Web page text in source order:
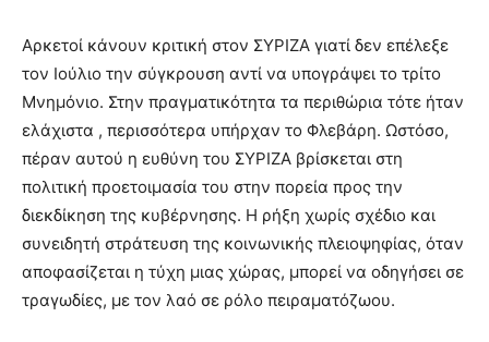
Αρκετοί κάνουν κριτική στον ΣΥΡΙΖΑ γιατί δεν επέλεξε
τον Ιούλιο την σύγκρουση αντί να υπογράψει το τρίτο
Μνημόνιο. Στην πραγματικότητα τα περιθώρια τότε ήταν
ελάχιστα , περισσότερα υπήρχαν το Φλεβάρη. Ωστόσο,
πέραν αυτού η ευθύνη του ΣΥΡΙΖΑ βρίσκεται στη
πολιτική προετοιμασία του στην πορεία προς την
διεκδίκηση της κυβέρνησης. Η ρήξη χωρίς σχέδιο και
συνειδητή στράτευση της κοινωνικής πλειοψηφίας, όταν
αποφασίζεται η τύχη μιας χώρας, μπορεί να οδηγήσει σε
τραγωδίες, με τον λαό σε ρόλο πειραματόζωου.